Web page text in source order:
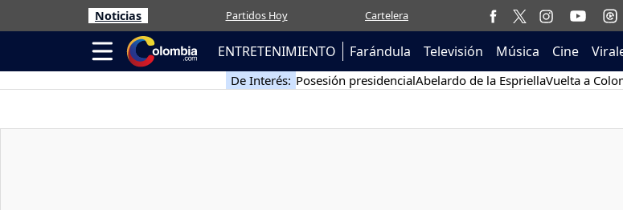
Noticias Partidos Hoy Cartelera
ENTRETENIMIENTO Farándula Televisión Música Cine
De Interés: Posesión presidencialAbelardo de la EspriellaVuelta a